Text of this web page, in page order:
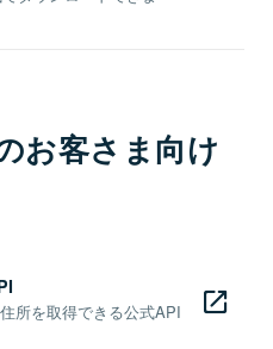
お客さま向け
所を取得できる公式API